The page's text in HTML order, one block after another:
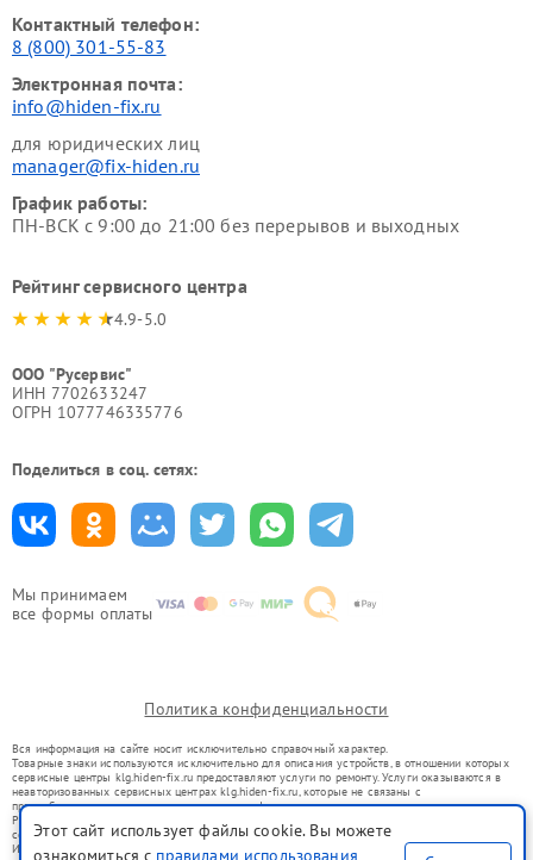
Мы принимаем
все формы оплаты
Контактный телефон:
8 (800) 301-55-83
Электронная почта:
info@hiden-fix.ru
для юридических лиц
manager@fix-hiden.ru
График работы:
ПН-ВСК с 9:00 до 21:00 без перерывов и выходных
Рейтинг сервисного центра
4.9-5.0
ООО "Русервис"
ИНН 7702633247
ОГРН 1077746335776
Поделиться в соц. сетях:
Политика конфиденциальности
Вся информация на сайте носит исключительно справочный характер.
Товарные знаки используются исключительно для описания устройств, в отношении которых
сервисные центры klg.hiden-fix.ru предоставляют услуги по ремонту. Услуги оказываются в
неавторизованных сервисных центрах klg.hiden-fix.ru, которые не связаны с
правообладателями товарных знаков или их официальными представителями.
Ремонт осуществляется для устройств, уже введенных в гражданский оборот в соответствии
со статьей 1487 ГК РФ.
Использование товарных знаков не преследует цели индивидуализации услуг или введения
Этот сайт использует файлы cookie. Вы можете
ознакомиться с правилами использования